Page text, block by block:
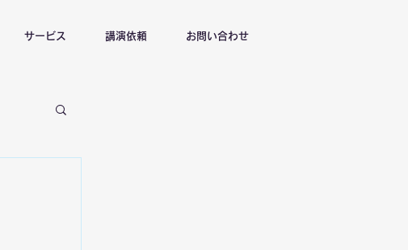
サービス 講演依頼 お問い合わせ